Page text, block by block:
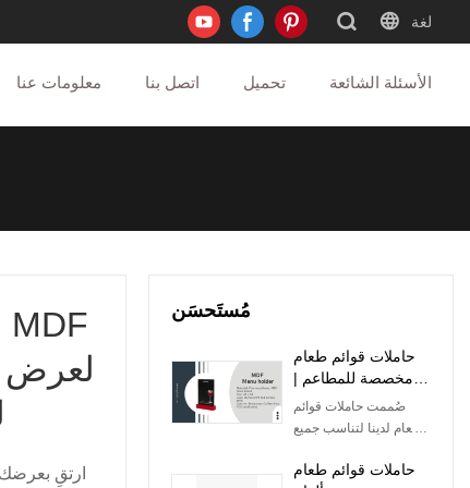
لغة
معلومات عنا اتصل بنا تحميل الأسئلة الشائعة
لعرض
ارتقِ
مُستَحسَن
حاملات قوائم طعام
مخصصة للمطاعم |
حلول متينة وأنيقة
وعملية لعرض قوائم
صُممت حاملات قوائم
الطعام لدينا لتناسب جميع
والشركات. مصنوعة من
حاملات قوائم طعام